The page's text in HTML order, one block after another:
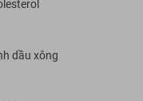
dầu xông